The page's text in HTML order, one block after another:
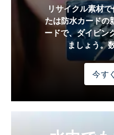
リサイクル素材
たは防水カードの
ードで、ダイビン
ましょう。
今す